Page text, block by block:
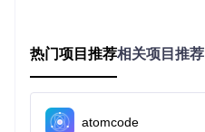
    }
// 创建内存索引映射
    index :=
for _, file :=
热门项目推荐相关项目推荐
atomcode